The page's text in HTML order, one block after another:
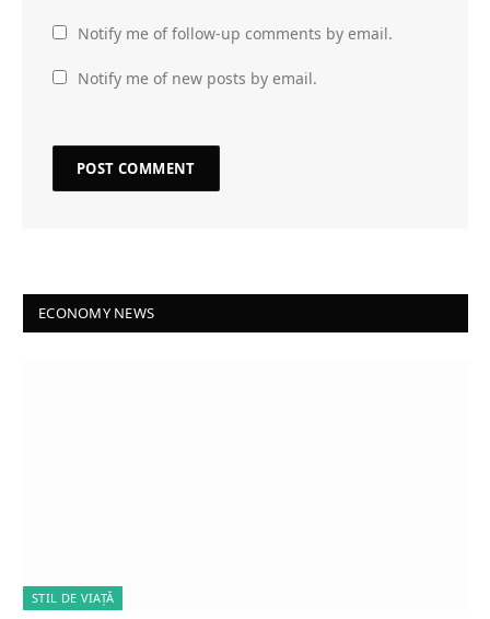
Notify me of follow-up comments by email.
Notify me of new posts by email.
ECONOMY NEWS
STIL DE VIAȚĂ